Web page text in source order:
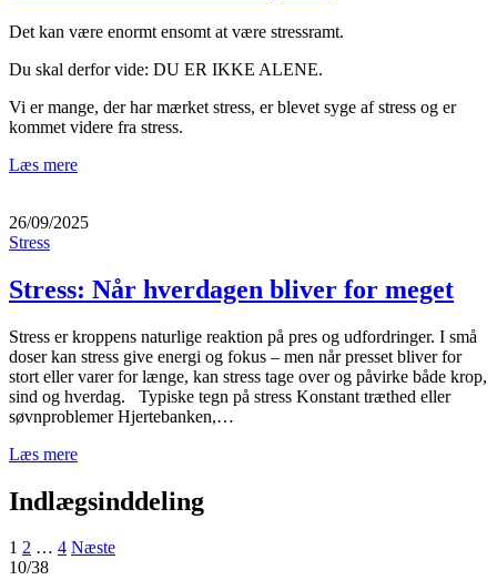
Det kan være enormt ensomt at være stressramt.
Du skal derfor vide: DU ER IKKE ALENE.
Vi er mange, der har mærket stress, er blevet syge af stress og er
kommet videre fra stress.
Læs mere
26/09/2025
Stress
Stress: Når hverdagen bliver for meget
Stress er kroppens naturlige reaktion på pres og udfordringer. I små
doser kan stress give energi og fokus – men når presset bliver for
stort eller varer for længe, kan stress tage over og påvirke både krop,
sind og hverdag. Typiske tegn på stress Konstant træthed eller
søvnproblemer Hjertebanken,…
Læs mere
Indlægsinddeling
1 2 … 4 Næste
10/38